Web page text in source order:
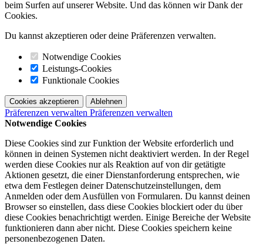
beim Surfen auf unserer Website. Und das können wir Dank der
Cookies.
Du kannst akzeptieren oder deine Präferenzen verwalten.
Notwendige Cookies
Leistungs-Cookies
Funktionale Cookies
Cookies akzeptieren Ablehnen
Präferenzen verwalten Präferenzen verwalten
Notwendige Cookies
Diese Cookies sind zur Funktion der Website erforderlich und
können in deinen Systemen nicht deaktiviert werden. In der Regel
werden diese Cookies nur als Reaktion auf von dir getätigte
Aktionen gesetzt, die einer Dienstanforderung entsprechen, wie
etwa dem Festlegen deiner Datenschutzeinstellungen, dem
Anmelden oder dem Ausfüllen von Formularen. Du kannst deinen
Browser so einstellen, dass diese Cookies blockiert oder du über
diese Cookies benachrichtigt werden. Einige Bereiche der Website
funktionieren dann aber nicht. Diese Cookies speichern keine
personenbezogenen Daten.